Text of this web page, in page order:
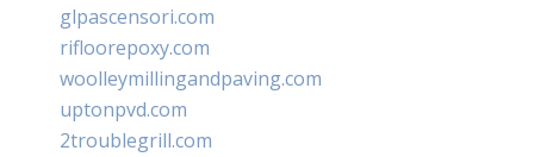
glpascensori.com
rifloorepoxy.com
woolleymillingandpaving.com
uptonpvd.com
2troublegrill.com